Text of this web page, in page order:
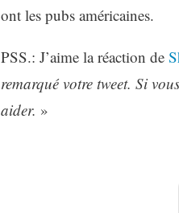
ont les pubs américaines.
PSS.: J’aime la réaction de
remarqué votre tweet. Si
aider. »